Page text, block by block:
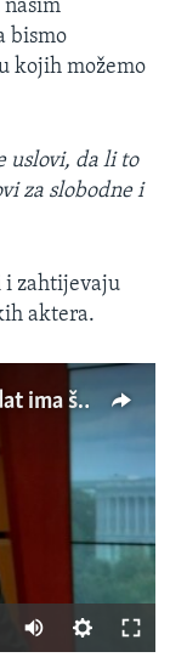
našim
bismo
kojih možemo
uslovi, da li to
za slobodne i
i zahtijevaju
aktera.
Đilas za Glas Amerike: Pravi kandidat ima šanse da pobedi Vučića